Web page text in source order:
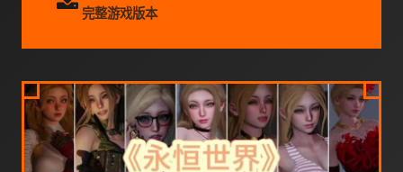
完整游戏版本